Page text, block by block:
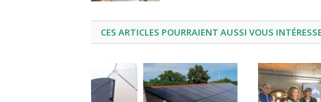
CES ARTICLES POURRAIENT AUSSI VOUS